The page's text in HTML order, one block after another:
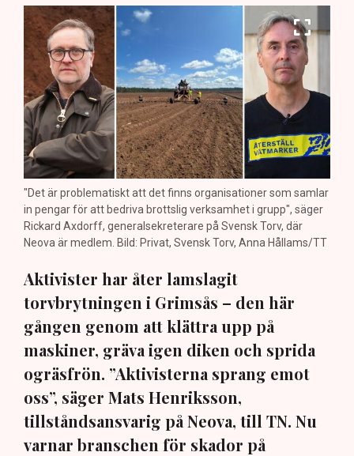
"Det är problematiskt att det finns organisationer som samlar
in pengar för att bedriva brottslig verksamhet i grupp", säger
Rickard Axdorff, generalsekreterare på Svensk Torv, där
Neova är medlem. Bild: Privat, Svensk Torv, Anna Hållams/TT
Aktivister har åter lamslagit
torvbrytningen i Grimsås – den här
gången genom att klättra upp på
maskiner, gräva igen diken och sprida
ogräsfrön. ”Aktivisterna sprang emot
oss”, säger Mats Henriksson,
tillståndsansvarig på Neova, till TN. Nu
varnar branschen för skador på